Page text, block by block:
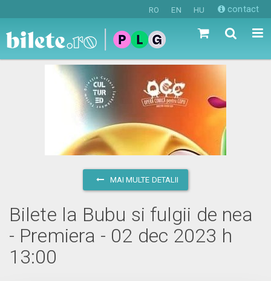
RO EN HU contact
MAI MULTE DETALII
Bilete la Bubu si fulgii de nea
- Premiera - 02 dec 2023 h
13:00